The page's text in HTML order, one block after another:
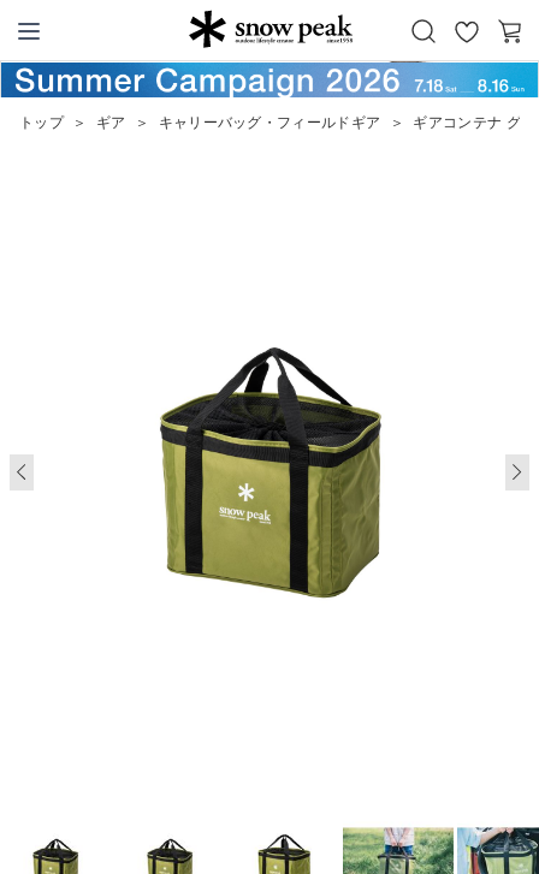
Snow Peak
お
気
カ
ー
トップ ＞ ギア ＞ キャリーバッグ・フィールドギア ＞ ギアコンテナ グリ